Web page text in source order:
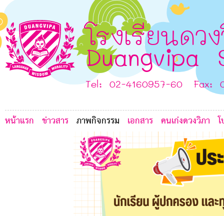
โรงเรียนดว
Duangvipa
Tel: 02-4160957-60 Fax:
หน้าแรก ข่าวสาร ภาพกิจกรรม เอกสาร คนเก่งดวงวิภา
H D